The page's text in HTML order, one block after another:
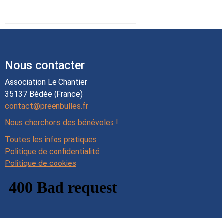
Nous contacter
Association Le Chantier
35137 Bédée (France)
contact@preenbulles.fr
Nous cherchons des bénévoles !
Toutes les infos pratiques
Politique de confidentialité
Politique de cookies